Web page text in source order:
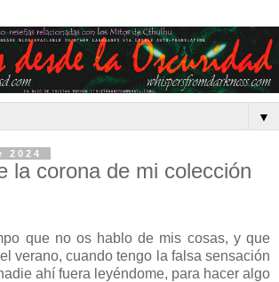
▼
2024
la corona de mi colección
que no os hablo de mis cosas, y que
verano, cuando tengo la falsa sensación
ahí fuera leyéndome, para hacer algo